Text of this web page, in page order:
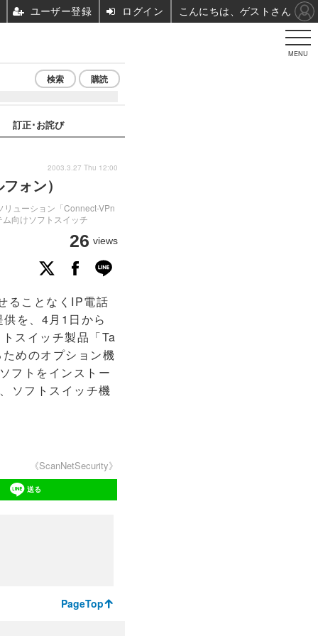
MENU
検索 購読
訂正･お詫び
ォン）
ューション「Connect-VPn
向けソフトスイッチ
26 views
2003.3.27 Thu 12:00
ることなくIP電話
を、4月1日から
スイッチ製品「Ta
めのオプション機
フトをインストー
ソフトスイッチ機
《ScanNetSecurity》
送る
PageTop
ユーザー登録 ログイン こんにちは、ゲストさん